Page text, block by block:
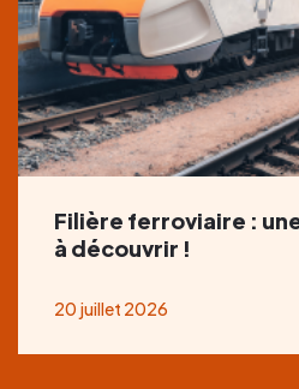
Filière ferroviaire :
à découvrir !
20 juillet 2026